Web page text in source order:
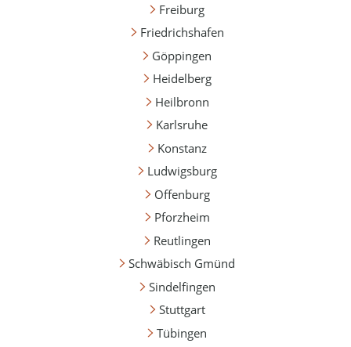
Freiburg
Friedrichshafen
Göppingen
Heidelberg
Heilbronn
Karlsruhe
Konstanz
Ludwigsburg
Offenburg
Pforzheim
Reutlingen
Schwäbisch Gmünd
Sindelfingen
Stuttgart
Tübingen